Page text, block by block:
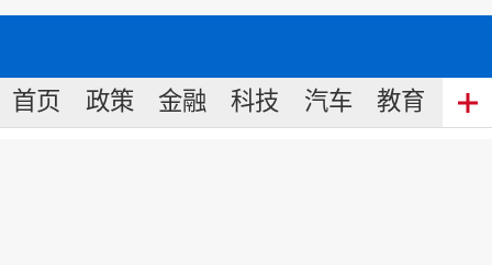
首页 政策 金融 科技 汽车 教育 食